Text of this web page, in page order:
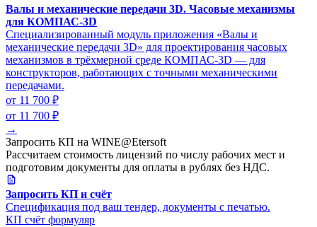
Валы и механические передачи 3D. Часовые механизмы
для КОМПАС-3D
Специализированный модуль приложения «Валы и
механические передачи 3D» для проектирования часовых
механизмов в трёхмерной среде КОМПАС-3D — для
конструкторов, работающих с точными механическими
передачами.
от 11 700 ₽
от 11 700 ₽
→
Запросить КП на WINE@Etersoft
Рассчитаем стоимость лицензий по числу рабочих мест и
подготовим документы для оплаты в рублях без НДС.
Запросить КП и счёт
Спецификация под ваш тендер, документы с печатью.
КП счёт формуляр